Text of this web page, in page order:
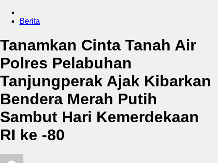
Berita
Tanamkan Cinta Tanah Air
Polres Pelabuhan
Tanjungperak Ajak Kibarkan
Bendera Merah Putih
Sambut Hari Kemerdekaan
RI ke -80